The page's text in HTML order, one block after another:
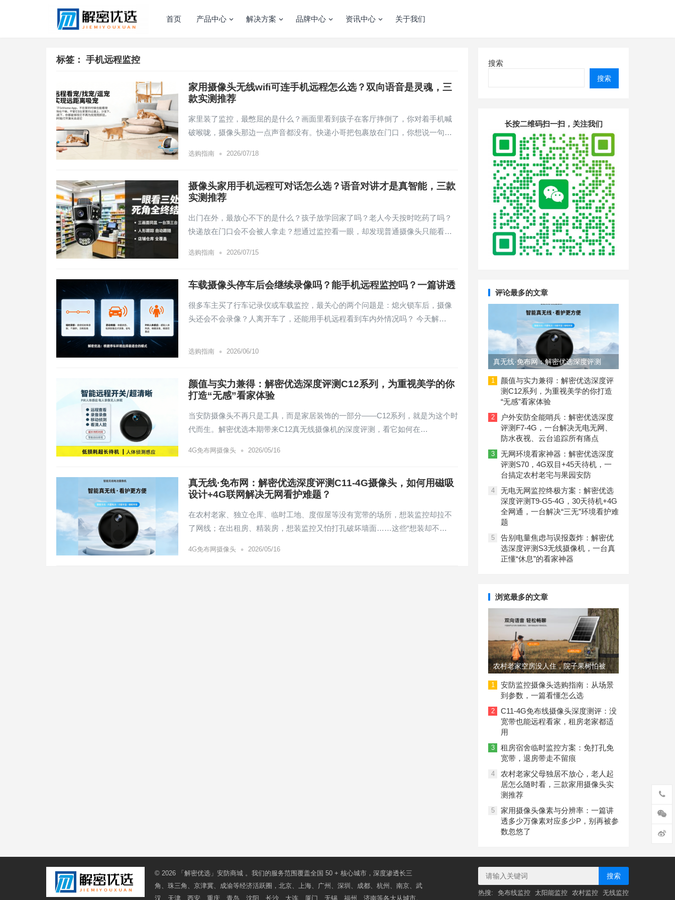
首页 产品中心 解决方案 品牌中心 资讯中心 关于我们
标签： 手机远程监控
家用摄像头无线wifi可连手机远程怎么选？双向语音是灵魂，三
款实测推荐
家里装了监控，最憋屈的是什么？画面里看到孩子在客厅摔倒了，你对着手机喊
破喉咙，摄像头那边一点声音都没有。快递小哥把包裹放在门口，你想说一句…
选购指南 • 2026/07/18
摄像头家用手机远程可对话怎么选？语音对讲才是真智能，三款
实测推荐
出门在外，最放心不下的是什么？孩子放学回家了吗？老人今天按时吃药了吗？
快递放在门口会不会被人拿走？想通过监控看一眼，却发现普通摄像头只能看…
选购指南 • 2026/07/15
车载摄像头停车后会继续录像吗？能手机远程监控吗？一篇讲透
很多车主买了行车记录仪或车载监控，最关心的两个问题是：熄火锁车后，摄像
头还会不会录像？人离开车了，还能用手机远程看到车内外情况吗？ 今天解…
选购指南 • 2026/06/10
颜值与实力兼得：解密优选深度评测C12系列，为重视美学的你
打造“无感”看家体验
当安防摄像头不再只是工具，而是家居装饰的一部分——C12系列，就是为这个时
代而生。解密优选本期带来C12真无线摄像机的深度评测，看它如何在…
4G免布网摄像头 • 2026/05/16
真无线·免布网：解密优选深度评测C11-4G摄像头，如何用磁吸
设计+4G联网解决无网看护难题？
在农村老家、独立仓库、临时工地、度假屋等没有宽带的场所，想装监控却拉不
了网线；在出租房、精装房，想装监控又怕打孔破坏墙面……这些“想装却不…
4G免布网摄像头 • 2026/05/16
搜索
搜索
长按二维码扫一扫，关注我们
评论最多的文章
真无线·免布网：解密优选深度评测
C11-4G摄像头，如何用磁吸设计+4G
联网解决无网看护难题？
1
颜值与实力兼得：解密优选深度评
测C12系列，为重视美学的你打造
“无感”看家体验
2
户外安防全能哨兵：解密优选深度
评测F7-4G，一台解决无电无网、
防水夜视、云台追踪所有痛点
3
无网环境看家神器：解密优选深度
评测S70，4G双目+45天待机，一
台搞定农村老宅与果园安防
4
无电无网监控终极方案：解密优选
深度评测T9-G5-4G，30天待机+4G
全网通，一台解决“三无”环境看护难
题
5
告别电量焦虑与误报轰炸：解密优
选深度评测S3无线摄像机，一台真
正懂“休息”的看家神器
浏览最多的文章
农村老家空房没人住，院子果树怕被
偷，三款4G摄像头让远程看护更省心
1
安防监控摄像头选购指南：从场景
到参数，一篇看懂怎么选
2
C11-4G免布线摄像头深度测评：没
宽带也能远程看家，租房老家都适
用
3
租房宿舍临时监控方案：免打孔免
宽带，退房带走不留痕
4
农村老家父母独居不放心，老人起
居怎么随时看，三款家用摄像头实
测推荐
5
家用摄像头像素与分辨率：一篇讲
透多少万像素对应多少P，别再被参
数忽悠了
© 2026 「解密优选」安防商城 。我们的服务范围覆盖全国 50 + 核心城市，深度渗透长三
角、珠三角、京津冀、成渝等经济活跃圈，北京、上海、广州、深圳、成都、杭州、南京、武
汉、天津、西安、重庆、青岛、沈阳、长沙、大连、厦门、无锡、福州、济南等各大从城市。
搜索
热搜: 免布线监控 太阳能监控 农村监控 无线监控